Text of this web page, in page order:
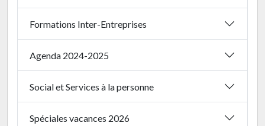
Formations Inter-Entreprises
Agenda 2024-2025
Social et Services à la personne
Spéciales vacances 2026